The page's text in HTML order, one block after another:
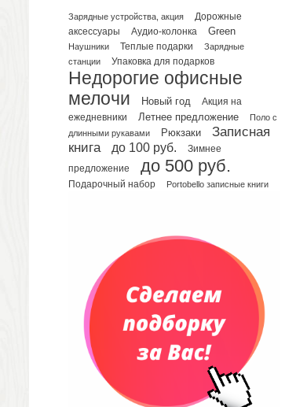
Планинги и телефонные книжки
Планинги датированные
Планинги недатированные
Телефонные книжки
Органайзер на ежедневник
Сумки и Рюкзаки
Сумки для планшетов и ноутбуков
Рюкзаки
Конференц-сумки
Несессеры и косметички
Портфели
Чехлы для планшетов и ноутбуков
Сумка на пояс или шею
Аксессуары
Женские сумки
Уютный дом
Зарядные устройства, акция
Дорожные
аксессуары
Аудио-колонка Green
Наушники Теплые подарки
Зарядные
станции
Упаковка для подарков
Недорогие офисные
мелочи
Новый год
Акция на
ежедневники
Летнее предложение
Поло с
длинными рукавами
Рюкзаки
Записная
книга
до 100 руб.
Зимнее
предложение
до 500 руб.
Подарочный набор Portobello записные книги